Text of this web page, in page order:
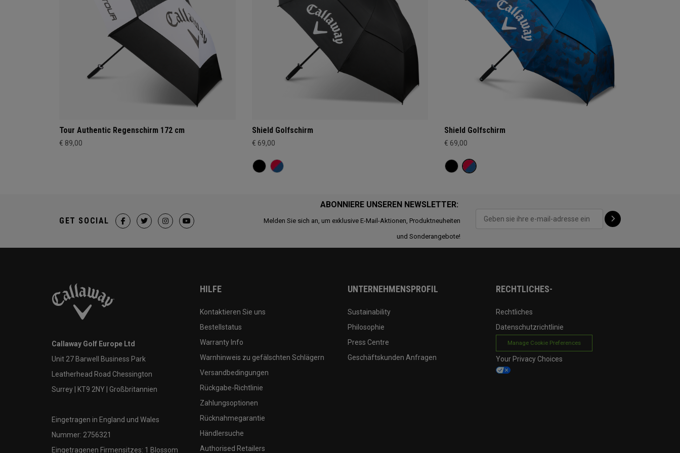
Tour Authentic Regenschirm 172 cm
€ 89,00
Shield Golfschirm
€ 69,00
Shield Golfschirm
€ 69,00
ABONNIERE UNSEREN NEWSLETTER:
Melden Sie sich an, um exklusive E-Mail-Aktionen, Produktneuheiten
und Sonderangebote!
GET SOCIAL
Callaway Golf Europe Ltd
Unit 27 Barwell Business Park
Leatherhead Road Chessington
Surrey | KT9 2NY | Großbritannien
Eingetragen in England und Wales
Nummer: 2756321
Eingetragenen Firmensitzes: 1 Blossom
HILFE
Kontaktieren Sie uns
Bestellstatus
Warranty Info
Warnhinweis zu gefälschten Schlägern
Versandbedingungen
Rückgabe-Richtlinie
Zahlungsoptionen
Rücknahmegarantie
Händlersuche
Authorised Retailers
UNTERNEHMENSPROFIL
Sustainability
Philosophie
Press Centre
Geschäftskunden Anfragen
RECHTLICHES-
Rechtliches
Datenschutzrichtlinie
Manage Cookie Preferences
Your Privacy Choices